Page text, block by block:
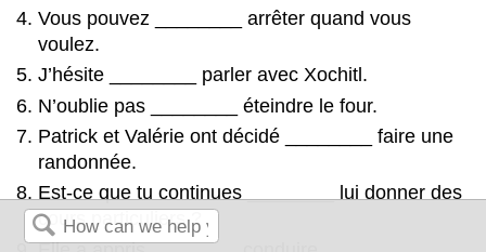
Vous pouvez
arrêter quand vous
voulez.
J’hésite
parler avec Xochitl.
N’oublie pas
éteindre le four.
Patrick et Valérie ont décidé
faire une
randonnée.
Est-ce que tu continues
lui donner des
cours particuliers ?